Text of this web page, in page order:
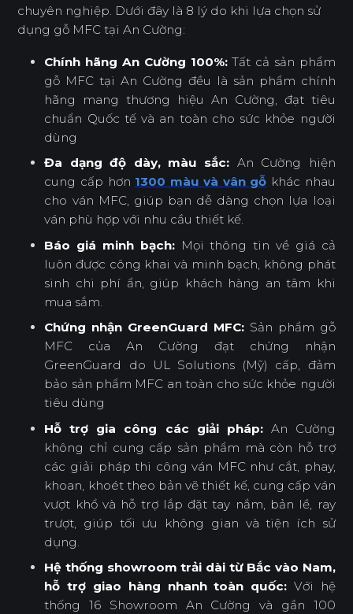
chuyên nghiệp. Dưới đây là 8 lý do khi lựa chọn sử
dụng gỗ MFC tại An Cường:
Chính hãng An Cường 100%:Tất cả sản phẩm
gỗ MFC tại An Cường đều là sản phẩm chính
hãng mang thương hiệu An Cường, đạt tiêu
chuẩn Quốc tế và an toàn cho sức khỏe người
dùng
Đa dạng độ dày, màu sắc: An Cường hiện
cung cấp hơn 1300 màu và vân gỗ khác nhau
cho ván MFC, giúp bạn dễ dàng chọn lựa loại
ván phù hợp với nhu cầu thiết kế.
Báo giá minh bạch: Mọi thông tin về giá cả
luôn được công khai và minh bạch, không phát
sinh chi phí ẩn, giúp khách hàng an tâm khi
mua sắm.
Chứng nhận GreenGuard MFC: Sản phẩm gỗ
MFC của An Cường đạt chứng nhận
GreenGuard do UL Solutions (Mỹ) cấp, đảm
bảo sản phẩm MFC an toàn cho sức khỏe người
tiêu dùng
Hỗ trợ gia công các giải pháp: An Cường
không chỉ cung cấp sản phẩm mà còn hỗ trợ
các giải pháp thi công ván MFC như cắt, phay,
khoan, khoét theo bản vẽ thiết kế, cung cấp ván
vượt khổ và hỗ trợ lắp đặt tay nắm, bản lề, ray
trượt, giúp tối ưu không gian và tiện ích sử
dụng.
Hệ thống showroom trải dài từ Bắc vào Nam,
hỗ trợ giao hàng nhanh toàn quốc: Với hệ
thống 16 Showroom An Cường và gần 100